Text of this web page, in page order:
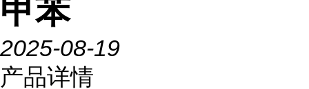
甲苯
2025-08-19
产品详情